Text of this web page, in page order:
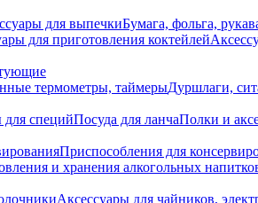
для выпечкиБумага, фольга,
для приготовления коктейлей
термометры, таймерыДуршлаги,
для специйПосуда для ланчаПолки и
Приспособления для
и хранения алкогольных
Аксессуары для чайников,